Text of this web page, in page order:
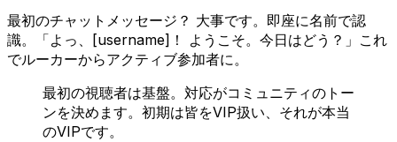
最初のチャットメッセージ？ 大事です。即座に名前で認
識。「よっ、[username]！ ようこそ。今日はどう？」これ
でルーカーからアクティブ参加者に。
最初の視聴者は基盤。対応がコミュニティのトー
ンを決めます。初期は皆をVIP扱い、それが本当
のVIPです。